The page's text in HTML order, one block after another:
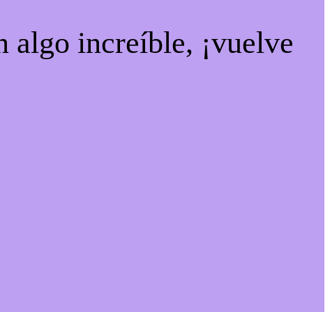
algo increíble, ¡vuelve